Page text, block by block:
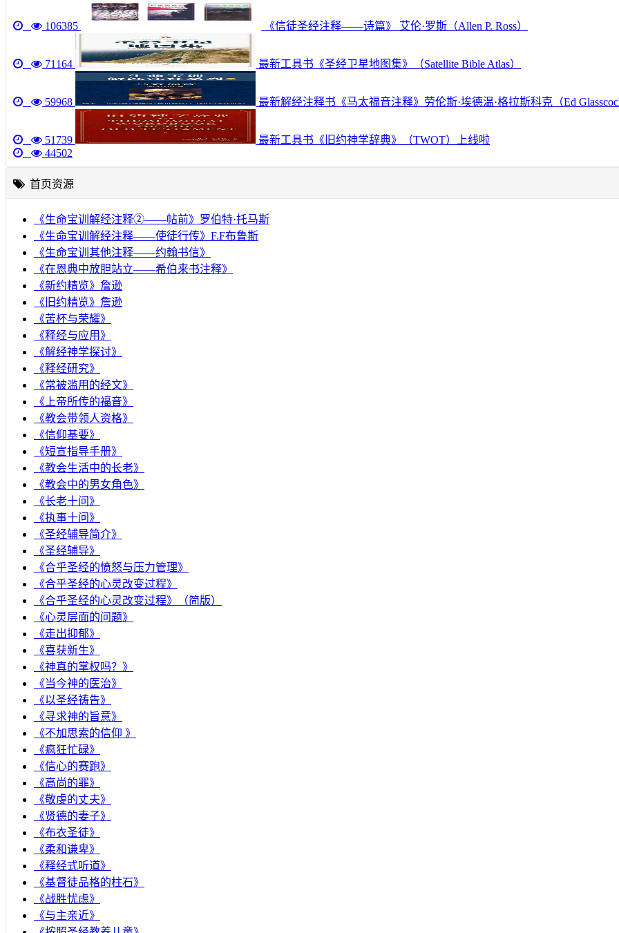
106385 《信徒圣经注释——诗篇》 艾伦·罗斯（Allen P. Ross）
71164 最新工具书《圣经卫星地图集》（Satellite Bible Atlas）
59968 最新解经注释书《马太福音注释》劳伦斯·埃德温·格拉斯科克（Ed
51739
最新工具书《旧约神学辞典》（TWOT）上线啦
44502
首页资源
《生命宝训解经注释②——帖前》罗伯特·托马斯
《生命宝训解经注释——使徒行传》F.F布鲁斯
《生命宝训其他注释——约翰书信》
《在恩典中放胆站立——希伯来书注释》
《新约精览》詹逊
《旧约精览》詹逊
《苦杯与荣耀》
《释经与应用》
《解经神学探讨》
《释经研究》
《常被滥用的经文》
《上帝所传的福音》
《教会带领人资格》
《信仰基要》
《短宣指导手册》
《教会生活中的长老》
《教会中的男女角色》
《长老十问》
《执事十问》
《圣经辅导简介》
《圣经辅导》
​《合乎圣经的愤怒与压力管理》
《合乎圣经的心灵改变过程》
《合乎圣经的心灵改变过程》（简版）
《心灵层面的问题》
《走出抑郁》
《喜获新生》
《神真的掌权吗？》
《当今神的医治》
《以圣经祷告》
《寻求神的旨意》
《不加思索的信仰 》
《疯狂忙碌》
《信心的赛跑》
《高尚的罪》
《敬虔的丈夫》
《贤德的妻子》
《布衣圣徒》
《柔和谦卑》
《释经式听道》
《基督徒品格的柱石》
《战胜忧虑》
《与主亲近》